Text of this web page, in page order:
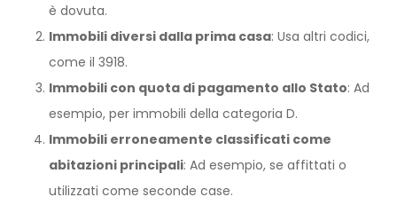
è dovuta.
Immobili diversi dalla prima casa: Usa altri codici,
come il 3918.
Immobili con quota di pagamento allo Stato: Ad
esempio, per immobili della categoria D.
Immobili erroneamente classificati come
abitazioni principali: Ad esempio, se affittati o
utilizzati come seconde case.